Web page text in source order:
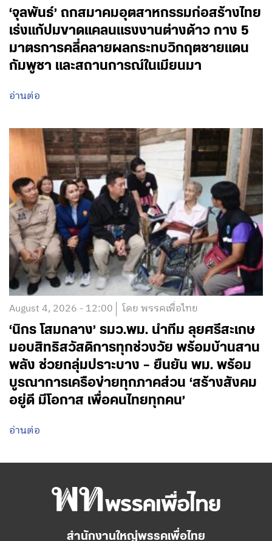
‘จุลพันธ์’ ถกสมาคมอุตสาหกรรมก่อสร้างไทย
เร่งแก้ปมขาดแคลนแรงงานต่างด้าว กาง 5
มาตรการคลี่คลายผลกระทบวิกฤตชายแดน
กัมพูชา และสถานการณ์ในเมียนมา
อ่านต่อ
August 4, 2026 - 12:00 โดย พรรคเพื่อไทย
‘นิกร โสมกลาง’ รมว.พม. นำทีม ลุยศรีสะเกษ
มอบสิทธิสวัสดิการทุกช่วงวัย พร้อมบ้านสาน
พลัง ช่วยกลุ่มปราะบาง – ยืนยัน พม. พร้อม
บูรณาการเครือข่ายทุกภาคส่วน ‘สร้างสังคม
อยู่ดี มีโอกาส เพื่อคนไทยทุกคน’
อ่านต่อ
สำนักงานใหญ่พรรคเพื่อไทย